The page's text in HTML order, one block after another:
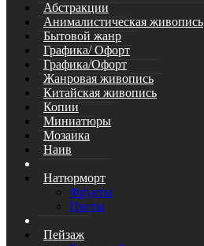
Абстракции
Анималистическая живопись
Бытовой жанр
Графика/ Офорт
Графика/Офорт
Жанровая живопись
Китайская живопись
Копии
Миниатюры
Мозаика
Наив
Натюрморт
Фрукты
Цветы
Пейзаж